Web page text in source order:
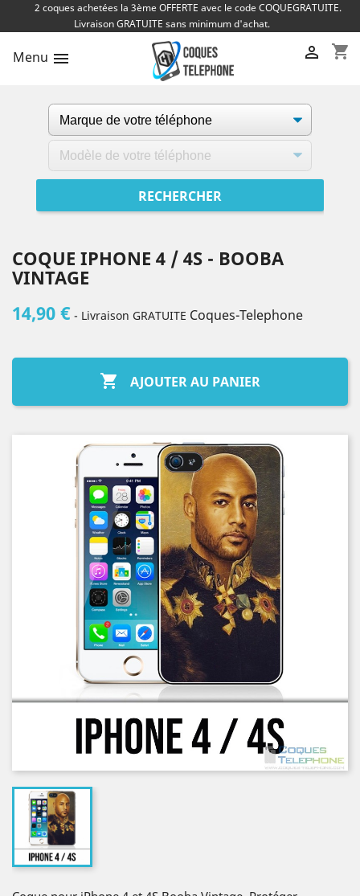
2 coques achetées la 3ème OFFERTE avec le code COQUEGRATUITE.
Livraison GRATUITE sans minimum d'achat.
Menu  shopping_cart

COQUE IPHONE 4 / 4S - BOOBA
VINTAGE
14,90 € - Livraison GRATUITE Coques-Telephone
 AJOUTER AU PANIER